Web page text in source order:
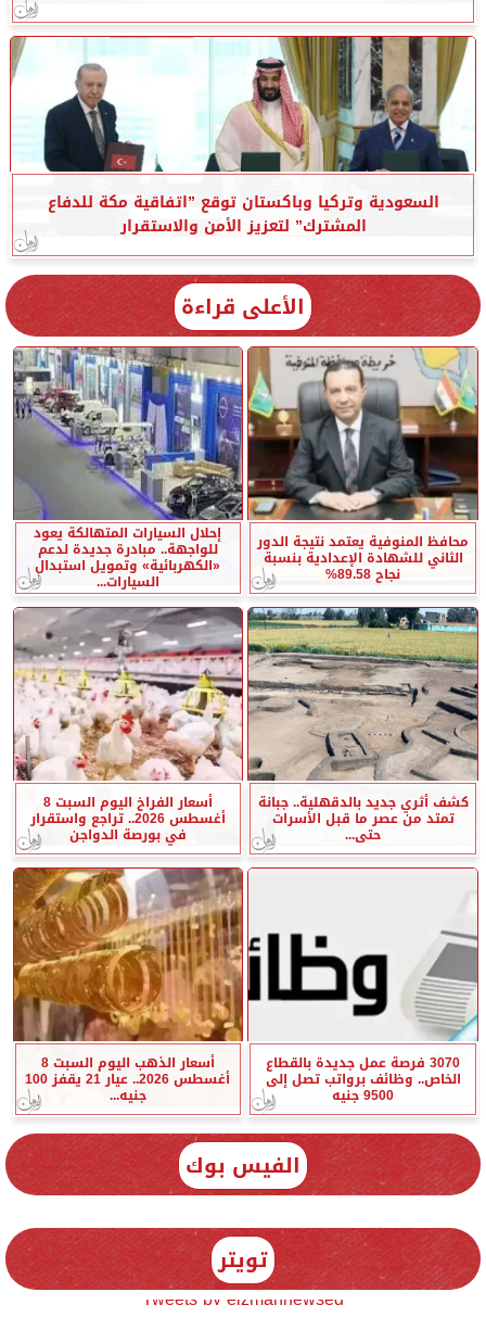
السعودية وتركيا وباكستان توقع ”اتفاقية مكة للدفاع
المشترك” لتعزيز الأمن والاستقرار
الأعلى قراءة
محافظ المنوفية يعتمد نتيجة الدور
الثاني للشهادة الإعدادية بنسبة
نجاح 89.58%
إحلال السيارات المتهالكة يعود
للواجهة.. مبادرة جديدة لدعم
«الكهربائية» وتمويل استبدال
السيارات...
كشف أثري جديد بالدقهلية.. جبانة
تمتد من عصر ما قبل الأسرات
حتى...
أسعار الفراخ اليوم السبت 8
أغسطس 2026.. تراجع واستقرار
في بورصة الدواجن
3070 فرصة عمل جديدة بالقطاع
الخاص.. وظائف برواتب تصل إلى
9500 جنيه
أسعار الذهب اليوم السبت 8
أغسطس 2026.. عيار 21 يقفز 100
جنيه...
الفيس بوك
تويتر
Tweets by elzmannewseg